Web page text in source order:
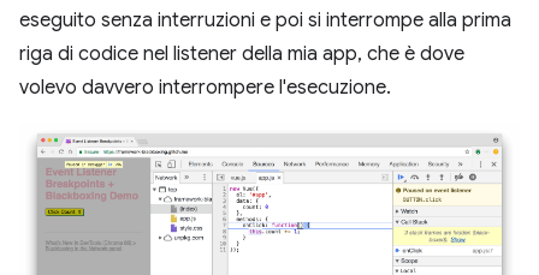
eseguito senza interruzioni e poi si interrompe alla prima
riga di codice nel listener della mia app, che è dove
volevo davvero interrompere l'esecuzione.